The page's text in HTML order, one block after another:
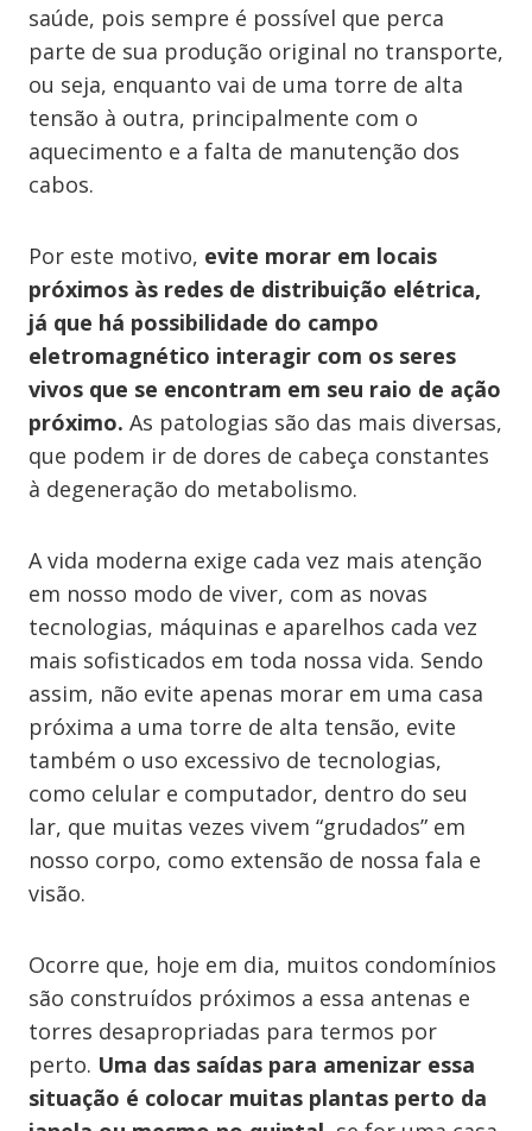
saúde, pois sempre é possível que perca
parte de sua produção original no transporte,
ou seja, enquanto vai de uma torre de alta
tensão à outra, principalmente com o
aquecimento e a falta de manutenção dos
cabos.
Por este motivo, evite morar em locais
próximos às redes de distribuição elétrica,
já que há possibilidade do campo
eletromagnético interagir com os seres
vivos que se encontram em seu raio de ação
próximo. As patologias são das mais diversas,
que podem ir de dores de cabeça constantes
à degeneração do metabolismo.
A vida moderna exige cada vez mais atenção
em nosso modo de viver, com as novas
tecnologias, máquinas e aparelhos cada vez
mais sofisticados em toda nossa vida. Sendo
assim, não evite apenas morar em uma casa
próxima a uma torre de alta tensão, evite
também o uso excessivo de tecnologias,
como celular e computador, dentro do seu
lar, que muitas vezes vivem “grudados” em
nosso corpo, como extensão de nossa fala e
visão.
Ocorre que, hoje em dia, muitos condomínios
são construídos próximos a essa antenas e
torres desapropriadas para termos por
perto. Uma das saídas para amenizar essa
situação é colocar muitas plantas perto da